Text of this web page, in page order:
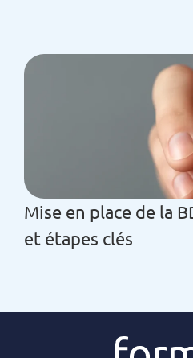
Mise en place de la
et étapes clés